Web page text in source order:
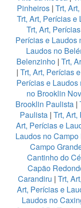
Pinheiros| Trt,
Trt, Art, Perícias
Trt, Art,
Perícias e Laudos
Laudos no
Belenzinho| Trt,
| Trt, Art, Perícias
Perícias e Laudos
no Brooklin
Brooklin Paulista |
Paulista| Trt,
Art, Perícias e
Laudos no
Campo
Cantinho do
Capão
Carandiru | Trt,
Art, Perícias e
Laudos no